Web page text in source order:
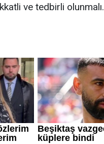
ve tedbirli olunmalı.